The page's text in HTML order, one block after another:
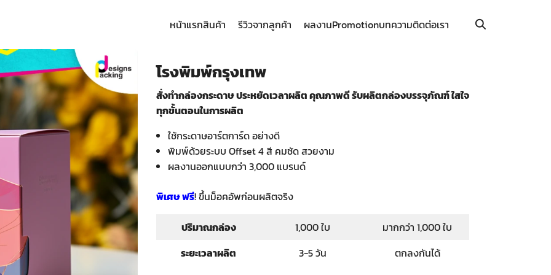
หน้าแรกสินค้า รีวิวจากลูกค้า ผลงานPromotionบทความติดต่อเรา
โรงพิมพ์กรุงเทพ
สั่งทำกล่องกระดาษ ประหยัดเวลาผลิต คุณภาพดี รับผลิตกล่องบรรจุภัณฑ์ ใสใจ
ทุกขั้นตอนในการผลิต
ใช้กระดาษอาร์ตการ์ด อย่างดี
พิมพ์ด้วยระบบ Offset 4 สี คมชัด สวยงาม
ผลงานออกแบบกว่า 3,000 แบรนด์
พิเศษ ฟรี! ขึ้นม็อคอัพก่อนผลิตจริง
ปริมาณกล่อง 1,000 ใบ
มากกว่า 1,000 ใบ
ระยะเวลาผลิต
3-5 วัน ตกลงกันได้